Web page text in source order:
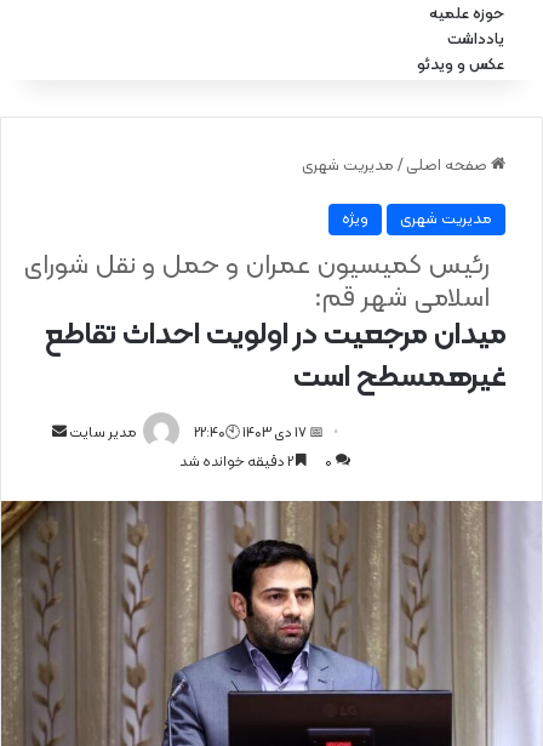
حوزه علمیه
یادداشت
عکس و ویدئو
صفحه اصلی / مدیریت شهری
مدیریت شهری ویژه
میدان مرجعیت در اولویت احداث تقاطع
غیرهمسطح است
رئیس کمیسیون عمران و حمل‌ و نقل شورای
اسلامی شهر قم:
مدیر سایت
ا
ل
ا
ی
م
ی
ل
📅 17 دی 1403 🕙22:40
0